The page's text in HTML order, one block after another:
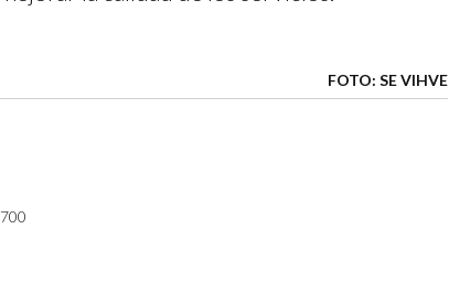
FOTO: SE VIHVE